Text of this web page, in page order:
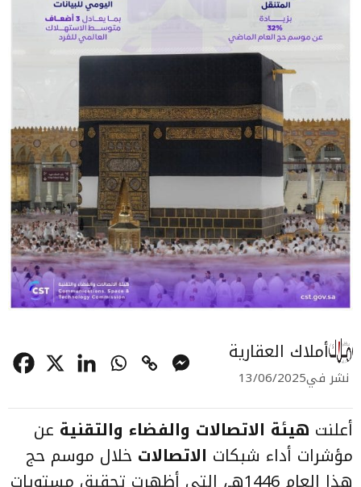
أملاك العقارية
نشر في13/06/2025
أعلنت هيئة الاتصالات والفضاء والتقنية عن
مؤشرات أداء شبكات الاتصالات خلال موسم حج